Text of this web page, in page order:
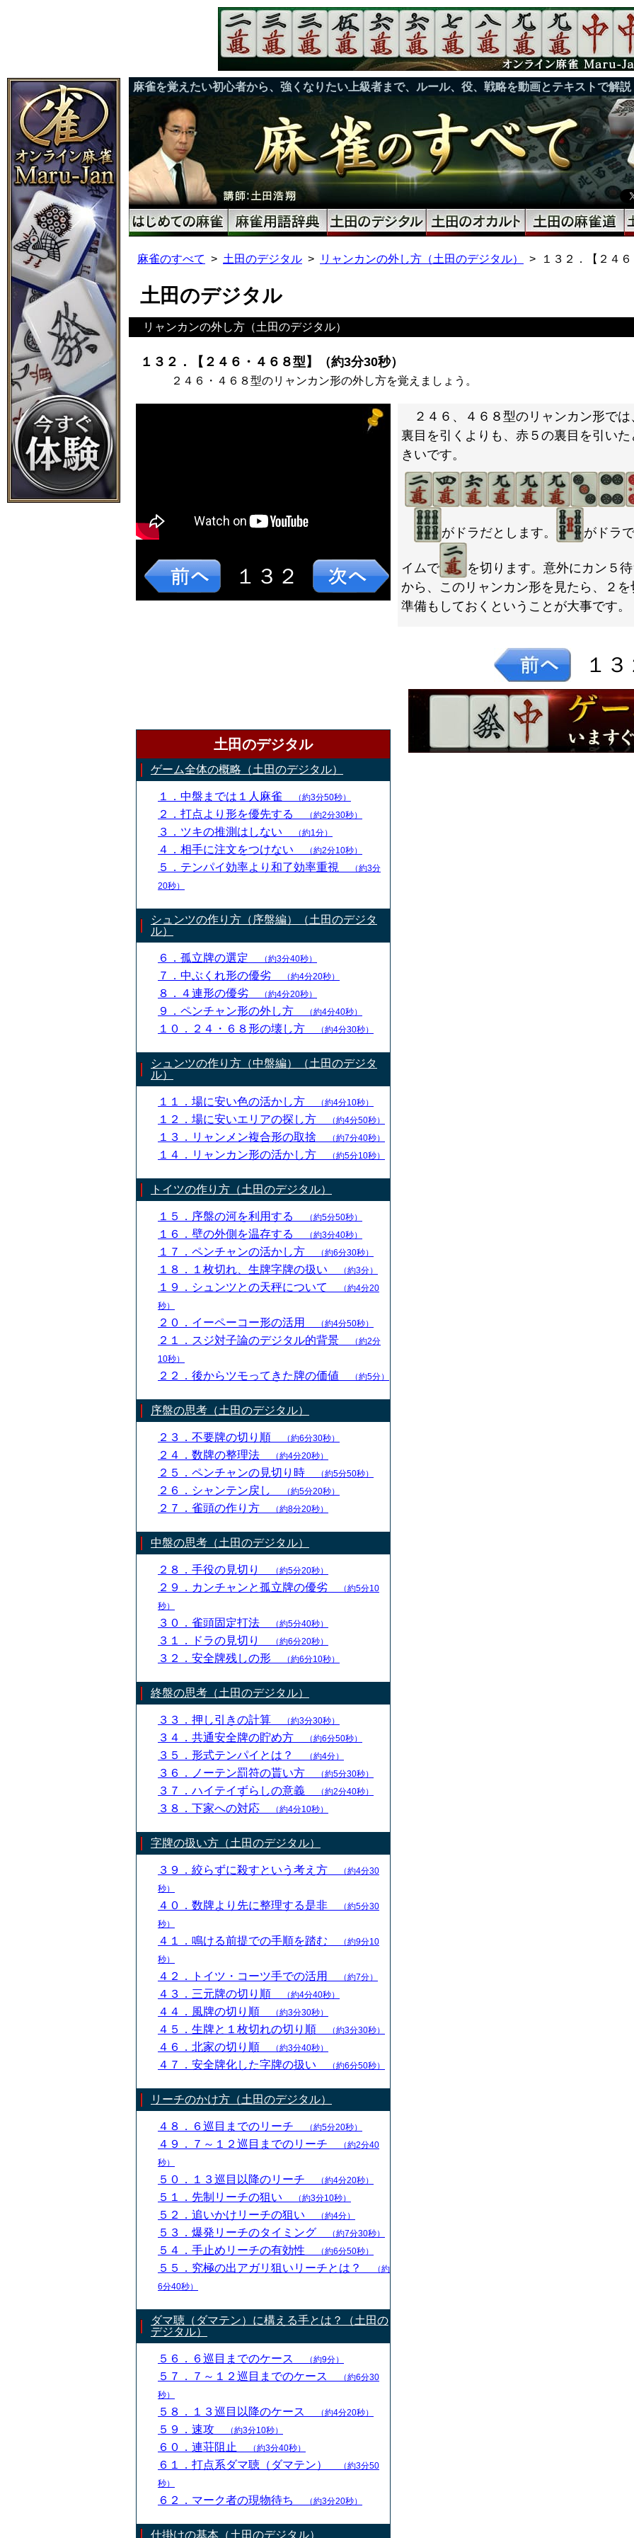
麻雀を覚えたい初心者から、強くなりたい上級者まで、ルール、役、戦略を動画とテキストで解説
麻雀のすべて 土田のデジタル リャンカンの外し方（土田のデジタル） １３２．【２４
土田のデジタル
リャンカンの外し方（土田のデジタル）
１３２．【２４６・４６８型】（約3分30秒）
２４６・４６８型のリャンカン形の外し方を覚えましょう。
１３２
土田のデジタル
ゲーム全体の概略（土田のデジタル）
１．中盤までは１人麻雀 （約3分50秒）
２．打点より形を優先する （約2分30秒）
３．ツキの推測はしない （約1分）
４．相手に注文をつけない （約2分10秒）
５．テンパイ効率より和了効率重視
（約3分
20秒）
シュンツの作り方（序盤編）（土田のデジタ
ル）
６．孤立牌の選定 （約3分40秒）
７．中ぶくれ形の優劣 （約4分20秒）
８．４連形の優劣 （約4分20秒）
９．ペンチャン形の外し方 （約4分40秒）
１０．２４・６８形の壊し方 （約4分30秒）
シュンツの作り方（中盤編）（土田のデジタ
ル）
１１．場に安い色の活かし方 （約4分10秒）
１２．場に安いエリアの探し方 （約4分50秒）
１３．リャンメン複合形の取捨 （約7分40秒）
１４．リャンカン形の活かし方 （約5分10秒）
トイツの作り方（土田のデジタル）
１５．序盤の河を利用する （約5分50秒）
１６．壁の外側を温存する （約3分40秒）
１７．ペンチャンの活かし方 （約6分30秒）
１８．１枚切れ、生牌字牌の扱い （約3分）
１９．シュンツとの天秤について
（約4分20
秒）
２０．イーペーコー形の活用 （約4分50秒）
２１．スジ対子論のデジタル的背景
（約2分
10秒）
２２．後からツモってきた牌の価値 （約5分）
序盤の思考（土田のデジタル）
２３．不要牌の切り順 （約6分30秒）
２４．数牌の整理法 （約4分20秒）
２５．ペンチャンの見切り時 （約5分50秒）
２６．シャンテン戻し （約5分20秒）
２７．雀頭の作り方 （約8分20秒）
中盤の思考（土田のデジタル）
２８．手役の見切り （約5分20秒）
２９．カンチャンと孤立牌の優劣
（約5分10
秒）
３０．雀頭固定打法 （約5分40秒）
３１．ドラの見切り （約6分20秒）
３２．安全牌残しの形 （約6分10秒）
終盤の思考（土田のデジタル）
３３．押し引きの計算 （約3分30秒）
３４．共通安全牌の貯め方 （約6分50秒）
３５．形式テンパイとは？ （約4分）
３６．ノーテン罰符の貰い方 （約5分30秒）
３７．ハイテイずらしの意義 （約2分40秒）
３８．下家への対応 （約4分10秒）
字牌の扱い方（土田のデジタル）
３９．絞らずに殺すという考え方
（約4分30
秒）
４０．数牌より先に整理する是非
（約5分30
秒）
４１．鳴ける前提での手順を踏む
（約9分10
秒）
４２．トイツ・コーツ手での活用 （約7分）
４３．三元牌の切り順 （約4分40秒）
４４．風牌の切り順 （約3分30秒）
４５．生牌と１枚切れの切り順 （約3分30秒）
４６．北家の切り順 （約3分40秒）
４７．安全牌化した字牌の扱い （約6分50秒）
リーチのかけ方（土田のデジタル）
４８．６巡目までのリーチ （約5分20秒）
４９．７～１２巡目までのリーチ
（約2分40
秒）
５０．１３巡目以降のリーチ （約4分20秒）
５１．先制リーチの狙い （約3分10秒）
５２．追いかけリーチの狙い （約4分）
５３．爆発リーチのタイミング （約7分30秒）
５４．手止めリーチの有効性 （約6分50秒）
５５．究極の出アガリ狙いリーチとは？
（約
6分40秒）
ダマ聴（ダマテン）に構える手とは？（土田の
デジタル）
５６．６巡目までのケース （約9分）
５７．７～１２巡目までのケース
（約6分30
秒）
５８．１３巡目以降のケース （約4分20秒）
５９．速攻 （約3分10秒）
６０．連荘阻止 （約3分40秒）
６１．打点系ダマ聴（ダマテン）
（約3分50
秒）
６２．マーク者の現物待ち （約3分20秒）
仕掛けの基本（土田のデジタル）
２４６、４６８型のリャンカン形で
裏目を引くよりも、赤５の裏目を引い
きいです。
がドラだとします。 がドラ
イムで
を切ります。意外にカン５
から、このリャンカン形を見たら、２
準備もしておくということが大事です。
１３